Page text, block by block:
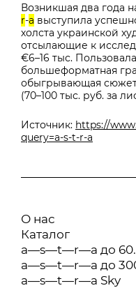
Возникшая два года
r-a выступила
холста украинской
отсылающие к
€6–16 тыс.
большеформатная
обыгрывающая
(70–100 тыс. руб. за
Источник: https://
query=a-s-t-r-a
О нас
Каталог
a—s—t—r—a до
a—s—t—r—a до
a—s—t—r—a Sky